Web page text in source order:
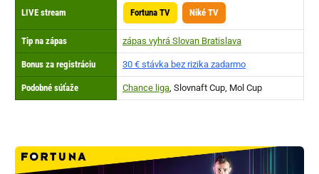
LIVE stream Fortuna TV Niké TV
Tip na zápas zápas vyhrá Slovan Bratislava
Bonus za registráciu 30 € stávka bez rizika zadarmo
Podobné súťaže Chance liga, Slovnaft Cup, Mol Cup